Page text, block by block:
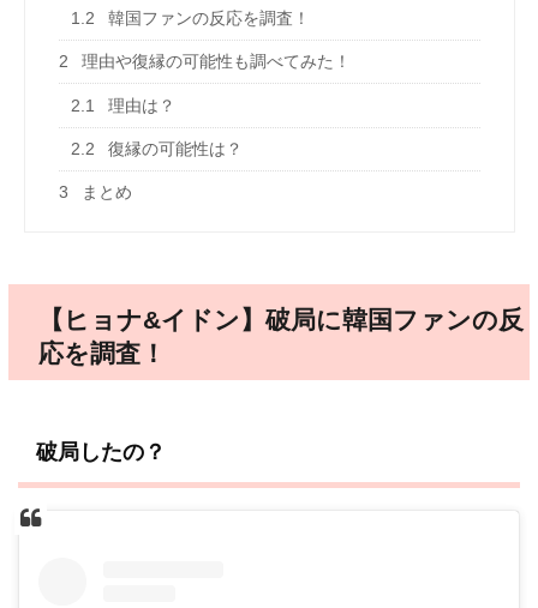
1.2 韓国ファンの反応を調査！
2 理由や復縁の可能性も調べてみた！
2.1 理由は？
2.2 復縁の可能性は？
3 まとめ
【ヒョナ&イドン】破局に韓国ファンの反
応を調査！
破局したの？